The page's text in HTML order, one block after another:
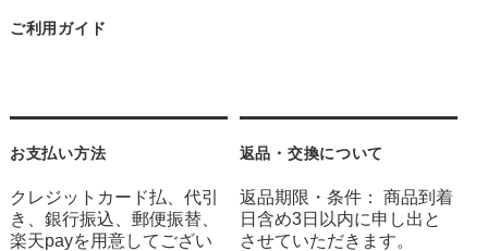
ご利用ガイド
お支払い方法
クレジットカード払、代引
き、銀行振込、郵便振替、
楽天payを用意してござい
返品・交換について
返品期限・条件： 商品到着
日含め3日以内に申し出と
させていただきます。